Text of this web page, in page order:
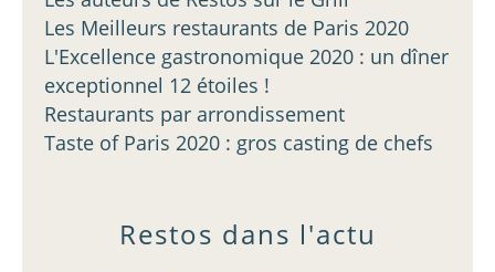
Les Meilleurs restaurants de Paris 2020
L'Excellence gastronomique 2020 : un dîner
exceptionnel 12 étoiles !
Restaurants par arrondissement
Taste of Paris 2020 : gros casting de chefs
Restos dans l'actu